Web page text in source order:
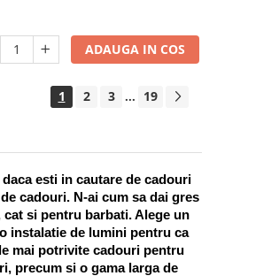
ADAUGA IN COS
1 2 3 ... 19
esti in cautare de cadouri
cadouri. N-ai cum sa dai gres
si pentru barbati. Alege un
instalatie de lumini pentru ca
mai potrivite cadouri pentru
precum si o gama larga de